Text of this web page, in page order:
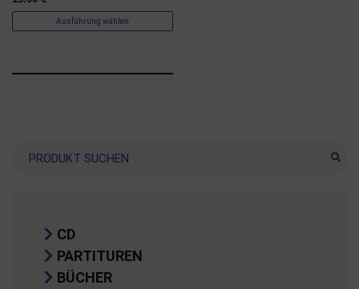
Ausführung wählen
Suche
CD
PARTITUREN
BÜCHER